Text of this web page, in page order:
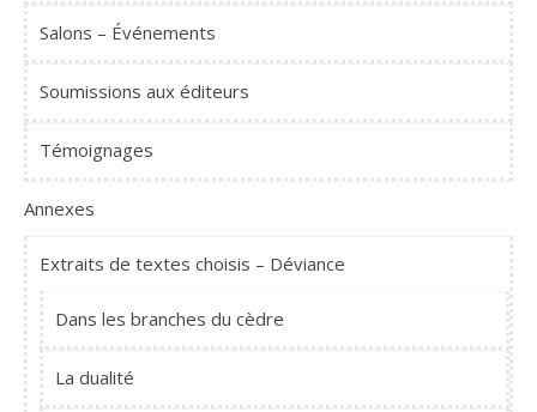
Salons – Événements
Soumissions aux éditeurs
Témoignages
Annexes
Extraits de textes choisis – Déviance
Dans les branches du cèdre
La dualité